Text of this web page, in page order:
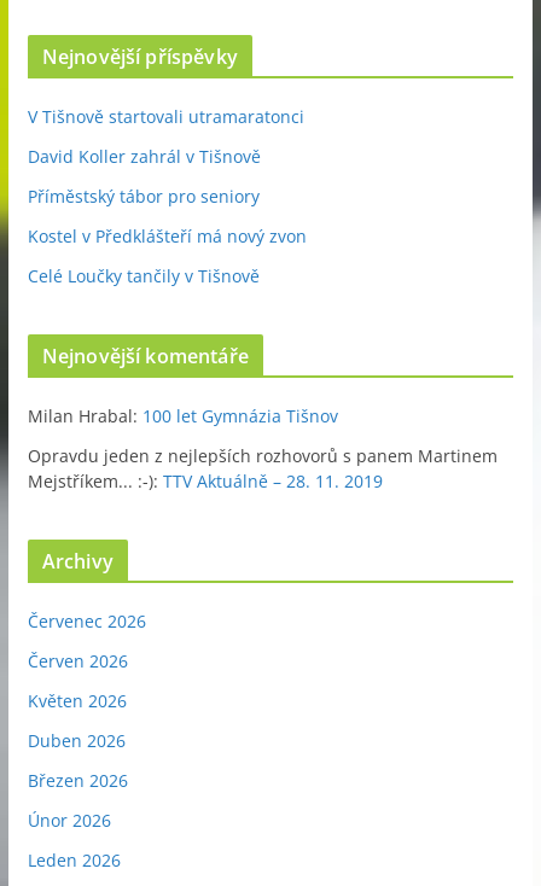
Nejnovější příspěvky
V Tišnově startovali utramaratonci
David Koller zahrál v Tišnově
Příměstský tábor pro seniory
Kostel v Předklášteří má nový zvon
Celé Loučky tančily v Tišnově
Nejnovější komentáře
Milan Hrabal: 100 let Gymnázia Tišnov
Opravdu jeden z nejlepších rozhovorů s panem Martinem
Mejstříkem... :-): TTV Aktuálně – 28. 11. 2019
Archivy
Červenec 2026
Červen 2026
Květen 2026
Duben 2026
Březen 2026
Únor 2026
Leden 2026